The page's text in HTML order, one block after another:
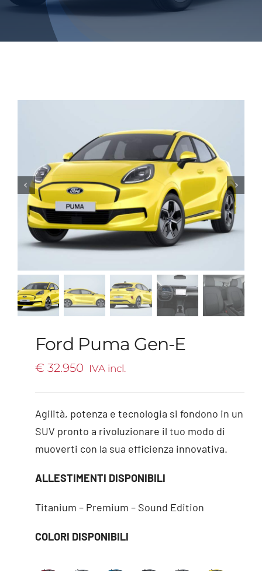
Ford Puma Gen-E
€ 32.950 IVA incl.
Agilità, potenza e tecnologia si fondono in un
SUV pronto a rivoluzionare il tuo modo di
muoverti con la sua efficienza innovativa.
ALLESTIMENTI DISPONIBILI
Titanium – Premium – Sound Edition
COLORI DISPONIBILI